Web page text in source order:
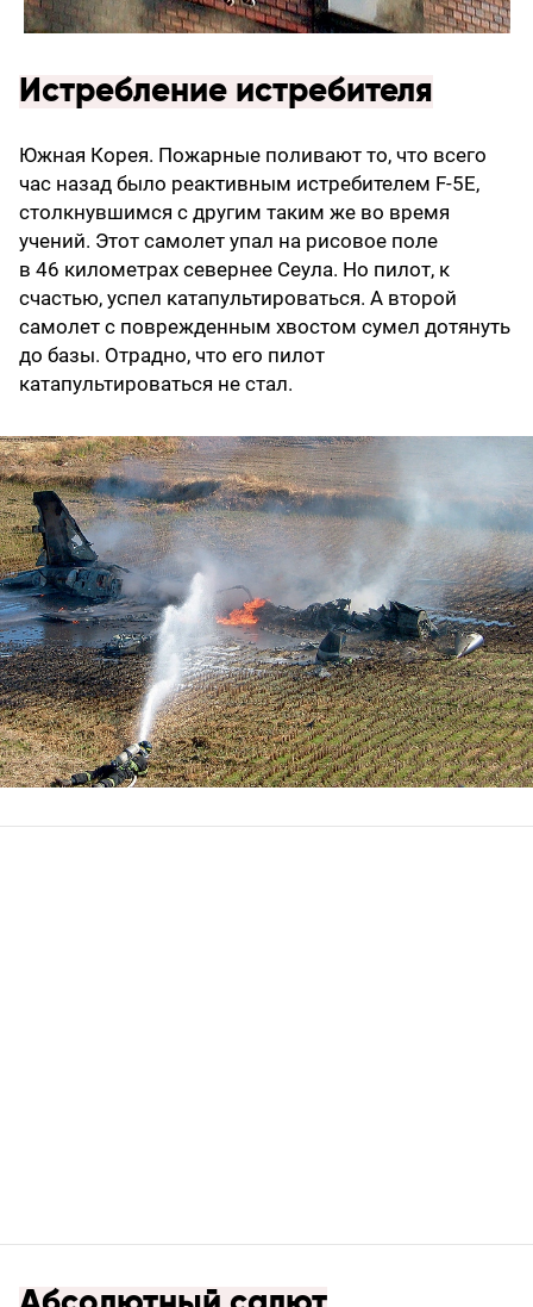
Истребление истребителя
Южная Корея. Пожарные поливают то, что всего
час назад было реактивным истребителем F-5E,
столк­нувшимся с другим таким же во время
учений. Этот самолет упал на рисовое поле
в 46 километрах севернее Сеула. Но пилот, к
счастью, успел катапультироваться. А второй
самолет с поврежденным хвостом сумел дотянуть
до базы. Отрадно, что его пилот
катапультироваться не стал.